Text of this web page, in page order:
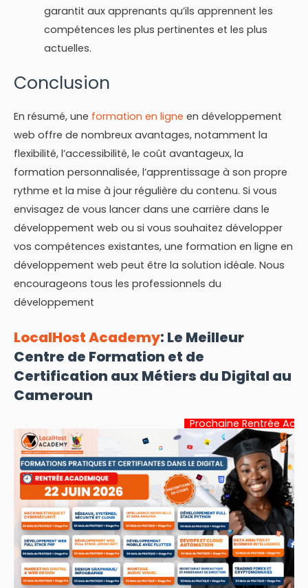
garantit aux apprenants qu’ils apprennent les
compétences les plus pertinentes et les plus
actuelles.
Conclusion
En résumé, une formation en ligne en développement
web offre de nombreux avantages, notamment la
flexibilité, l’accessibilité, le coût avantageux, la
formation personnalisée, l’apprentissage à son propre
rythme et la mise à jour régulière du contenu. Si vous
envisagez de vous lancer dans une carrière dans le
développement web ou si vous souhaitez développer
vos compétences existantes, une formation en ligne en
développement web peut être la solution idéale. Nous
encourageons tous les professionnels du
développement
LocalHost Academy: Le Meilleur
Centre de Formation et de
Certification aux Métiers du Digital au
Cameroun
Prochaine Rentrée Académique: 22